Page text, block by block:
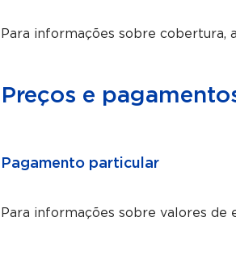
Para informações sobre cobertura,
Preços e
Pagamento particular
Para informações sobre valores